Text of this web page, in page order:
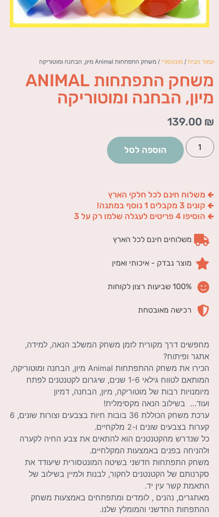
עמוד הבית / מונטסורי / משחק התפתחות Animal מיון, הבחנה ומוטוריקה
משחק התפתחות ANIMAL
מיון, הבחנה ומוטוריקה
139.00 ₪
הוספה לסל
🢀 משלוח חינם לכל חלקי הארץ
🢀 קונים 3 מקבלים 1 נוסף במתנה!
🢀 הוסיפו 4 פריטים לעגלה שלמו רק על 3
משלוחים חינם לכל הארץ
מוצר נבדק - איכותי ואמין
100% שביעות רצון לקוחות
רכישה מאובטחת
מחפשים דרך מקורית לזמן משחק המשלב הנאה, למידה,
אתגר ופיתוח?
הכירו את משחק ההתפתחות Animal מיון, הבחנה ומוטוריקה,
המותאם לטווח גילאי 1-6 שנים, שיגרום לקטנטנים לפתח
מיומנויות רבות של מוטוריקה, מיון, הבחנה, דמיון
ועוד… בשילוב הנאה מקסימלית!
ערכת משחק הכוללת 36 בובות חיות בצבעים וצורות שונים, 6
קערות בצבעים שונים ו-2 מלקחיים.
כל שנדרש מהקטנטנים הוא להתאים את צבע החיה לקערה
ולהניחה בפנים באמצעות המקלחיים.
משחק התפתחות חדשני בשיטה המונטסורית שיעודד את
סקרנותם של הקטנטנים לחקור, לבנות ולמיין בשילוב של
התאמת קשר עין יד.
מאתגרים, נהנים , לומדים ומתפתחים באמצעות משחק
ההתפחות החדשני והמומלץ שלנו.